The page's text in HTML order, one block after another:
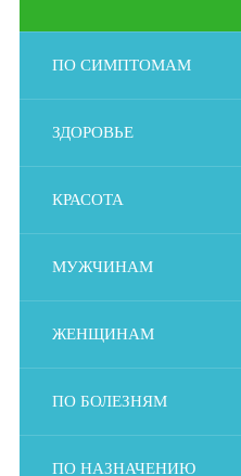
ПО СИМПТОМАМ
ЗДОРОВЬЕ
КРАСОТА
МУЖЧИНАМ
ЖЕНЩИНАМ
ПО БОЛЕЗНЯМ
ПО НАЗНАЧЕНИЮ